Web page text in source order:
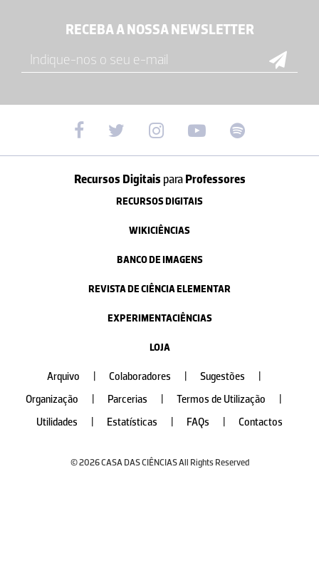
RECEBA A NOSSA NEWSLETTER
Recursos Digitais paraProfessores
RECURSOS DIGITAIS
WIKICIÊNCIAS
BANCO DE IMAGENS
REVISTA DE CIÊNCIA ELEMENTAR
EXPERIMENTACIÊNCIAS
LOJA
Arquivo Colaboradores Sugestões
Organização
Parcerias Termos de Utilização
Utilidades
Estatísticas FAQs Contactos
© 2026 CASA DAS CIÊNCIAS All Rights Reserved